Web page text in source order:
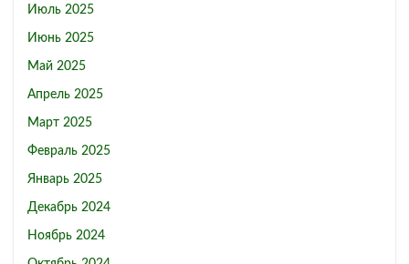
Июль 2025
Июнь 2025
Май 2025
Апрель 2025
Март 2025
Февраль 2025
Январь 2025
Декабрь 2024
Ноябрь 2024